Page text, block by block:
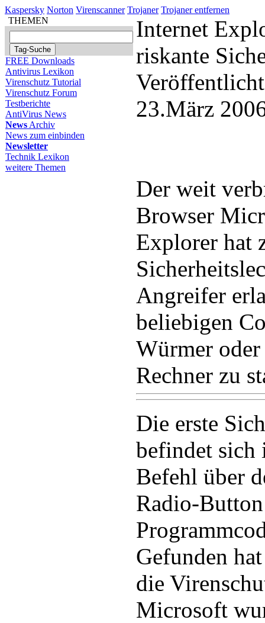
Kaspersky Norton Virenscanner Trojaner Trojaner entfernen
THEMEN
FREE Downloads
Antivirus Lexikon
Virenschutz Tutorial
Virenschutz Forum
Testberichte
AntiVirus News
News Archiv
News zum einbinden
Newsletter
Technik Lexikon
weitere Themen
Internet
riskante
23.März
Der weit
Browser
Explorer hat
Angreifer
beliebigen
Würmer
Rechner zu
Die erste
befindet sich
Befehl über
Radio-
Gefunden
die
Microsoft